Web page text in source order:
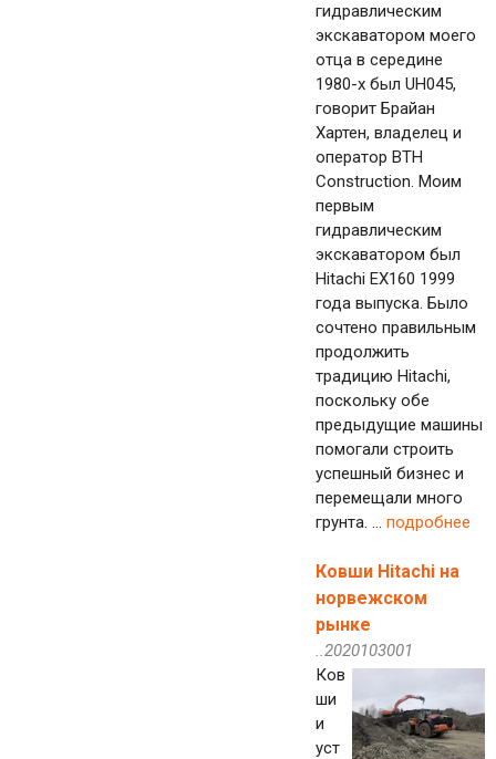
гидравлическим
экскаватором моего
отца в середине
1980-х был UH045,
говорит Брайан
Хартен, владелец и
оператор BTH
Construction. Моим
первым
гидравлическим
экскаватором был
Hitachi EX160 1999
года выпуска. Было
сочтено правильным
продолжить
традицию Hitachi,
поскольку обе
предыдущие машины
помогали строить
успешный бизнес и
перемещали много
грунта. ... подробнее
Ковши Hitachi на
норвежском
рынке
..2020103001
Ков
ши
и
уст